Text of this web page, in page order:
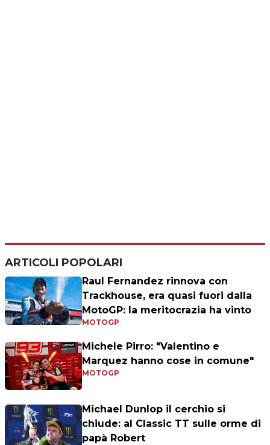
ARTICOLI POPOLARI
Raul Fernandez rinnova con
Trackhouse, era quasi fuori dalla
MotoGP: la meritocrazia ha vinto
MOTOGP
Michele Pirro: "Valentino e
Marquez hanno cose in comune"
MOTOGP
Michael Dunlop il cerchio si
chiude: al Classic TT sulle orme di
papà Robert